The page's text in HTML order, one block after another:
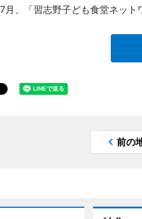
月、「習志野子ども食堂ネッ
前の